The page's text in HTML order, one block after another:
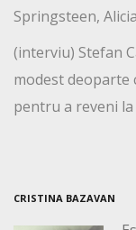
Springsteen,
(interviu) Stefan
modest deoparte
pentru a reveni
CRISTINA BAZAVAN